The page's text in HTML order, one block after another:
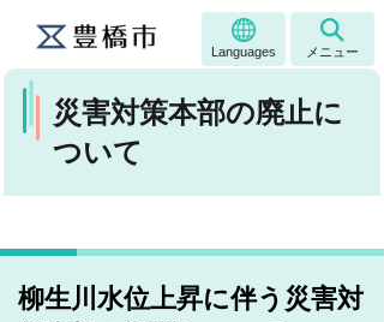
Languages メニュー
災害対策本部の廃止に
ついて
柳生川水位上昇に伴う災害対